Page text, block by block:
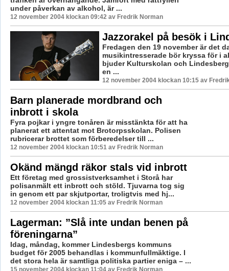
under påverkan av alkohol, är ...
12 november 2004 klockan 09:42 av Fredrik Norman
Jazzorakel på besök i
Fredagen den 19 november är det
musikintresserade bör kryssa för i
bjuder Kulturskolan och
en ...
12 november 2004 klockan 10:15 av
Barn planerade mordbrand och
inbrott i skola
Fyra pojkar i yngre tonåren är misstänkta för att ha
planerat ett attentat mot Brotorpsskolan. Polisen
rubricerar brottet som förberedelser till ...
12 november 2004 klockan 10:51 av Fredrik Norman
Okänd mängd räkor stals vid inbrott
Ett företag med grossistverksamhet i Storå har
polisanmält ett inbrott och stöld. Tjuvarna tog sig
in genom ett par skjutportar, troligtvis med hj...
12 november 2004 klockan 11:05 av Fredrik Norman
Lagerman: ”Slå inte undan benen på
föreningarna”
Idag, måndag, kommer Lindesbergs kommuns
budget för 2005 behandlas i kommunfullmäktige. I
det stora hela är samtliga politiska partier eniga – ...
15 november 2004 klockan 11:04 av Fredrik Norman